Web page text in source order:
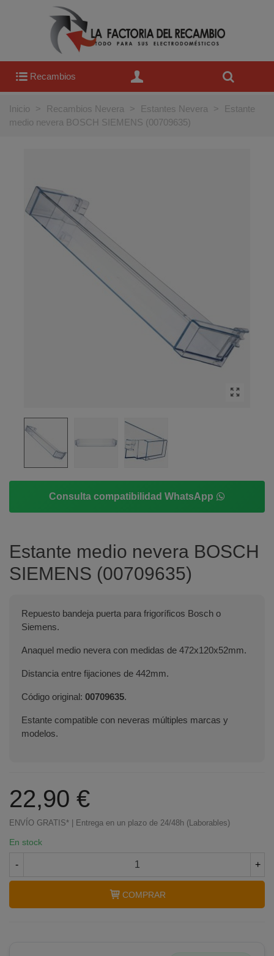
Recambios
Inicio > Recambios Nevera > Estantes Nevera >
Estante
medio nevera BOSCH SIEMENS (00709635)
Consulta compatibilidad WhatsApp
Estante medio nevera BOSCH
SIEMENS (00709635)
Repuesto bandeja puerta para frigoríficos Bosch o
Siemens.
Anaquel medio nevera con medidas de 472x120x52mm.
Distancia entre fijaciones de 442mm.
Código original: 00709635.
Estante compatible con neveras múltiples marcas y
modelos.
22,90 €
ENVÍO GRATIS* | Entrega en un plazo de 24/48h (Laborables)
En stock
- +
COMPRAR